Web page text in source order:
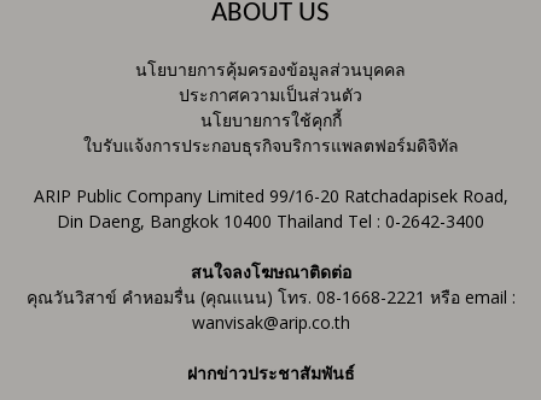
ABOUT US
นโยบายการคุ้มครองข้อมูลส่วนบุคคล
ประกาศความเป็นส่วนตัว
นโยบายการใช้คุกกี้
ใบรับแจ้งการประกอบธุรกิจบริการแพลตฟอร์มดิจิทัล
ARIP Public Company Limited 99/16-20 Ratchadapisek Road,
Din Daeng, Bangkok 10400 Thailand Tel : 0-2642-3400
สนใจลงโฆษณาติดต่อ
คุณวันวิสาข์ คำหอมรื่น (คุณแนน) โทร. 08-1668-2221 หรือ email :
wanvisak@arip.co.th
ฝากข่าวประชาสัมพันธ์